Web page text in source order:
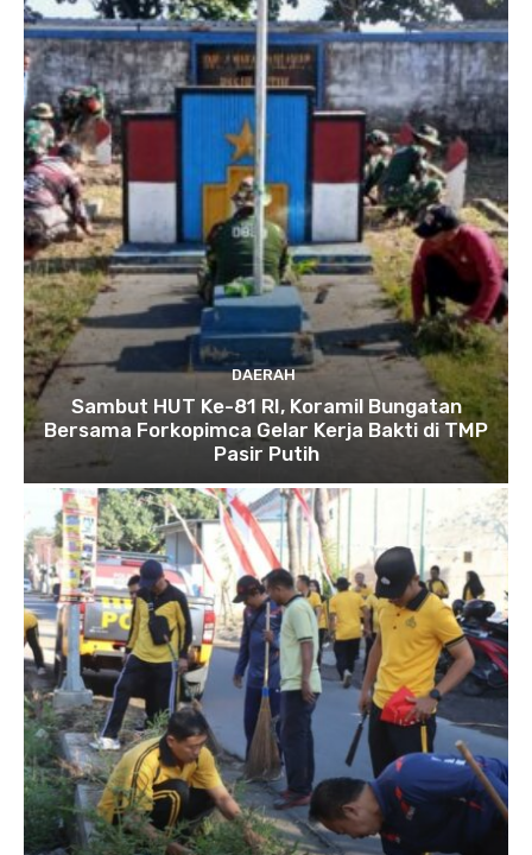
DAERAH
Sambut HUT Ke-81 RI, Koramil Bungatan
Bersama Forkopimca Gelar Kerja Bakti di TMP
Pasir Putih